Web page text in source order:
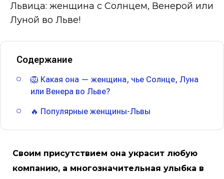
Львица: женщина с Солнцем, Венерой или
Луной во Льве!
Содержание
🦁 Какая она — женщина, чье Солнце, Луна
или Венера во Льве?
🔥 Популярные женщины-Львы
Своим присутствием она украсит любую
компанию, а многозначительная улыбка в